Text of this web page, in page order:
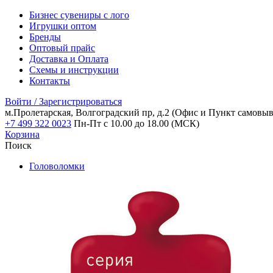
Бизнес сувениры с лого
Игрушки оптом
Бренды
Оптовый прайс
Доставка и Оплата
Схемы и инструкции
Контакты
Войти / Зарегистрироваться
м.Пролетарская, Волгоградский пр, д.2 (Офис и Пункт
+7 499 322 0023 Пн-Пт с 10.00 до 18.00 (МСК)
Корзина
Поиск
Головоломки